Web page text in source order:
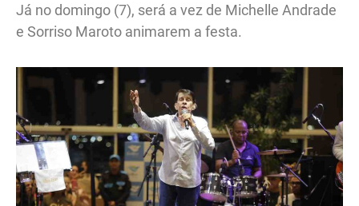
Já no domingo (7), será a vez de Michelle Andrade
e Sorriso Maroto animarem a festa.